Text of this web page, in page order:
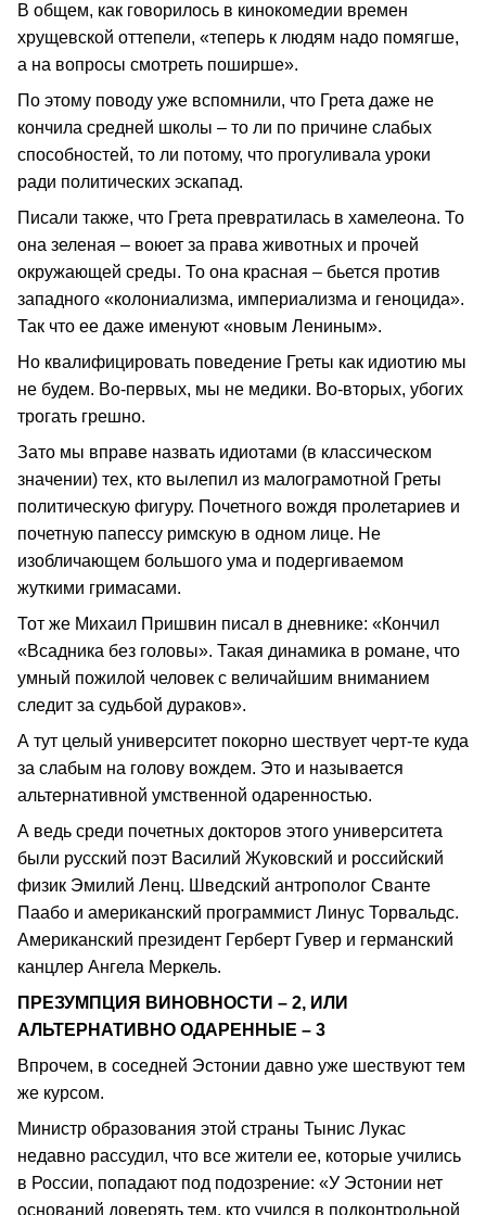
В общем, как говорилось в кинокомедии времен
хрущевской оттепели, «теперь к людям надо помягше,
а на вопросы смотреть поширше».
По этому поводу уже вспомнили, что Грета даже не
кончила средней школы – то ли по причине слабых
способностей, то ли потому, что прогуливала уроки
ради политических эскапад.
Писали также, что Грета превратилась в хамелеона. То
она зеленая – воюет за права животных и прочей
окружающей среды. То она красная – бьется против
западного «колониализма, империализма и геноцида».
Так что ее даже именуют «новым Лениным».
Но квалифицировать поведение Греты как идиотию мы
не будем. Во-первых, мы не медики. Во-вторых, убогих
трогать грешно.
Зато мы вправе назвать идиотами (в классическом
значении) тех, кто вылепил из малограмотной Греты
политическую фигуру. Почетного вождя пролетариев и
почетную папессу римскую в одном лице. Не
изобличающем большого ума и подергиваемом
жуткими гримасами.
Тот же Михаил Пришвин писал в дневнике: «Кончил
«Всадника без головы». Такая динамика в романе, что
умный пожилой человек с величайшим вниманием
следит за судьбой дураков».
А тут целый университет покорно шествует черт-те куда
за слабым на голову вождем. Это и называется
альтернативной умственной одаренностью.
А ведь среди почетных докторов этого университета
были русский поэт Василий Жуковский и российский
физик Эмилий Ленц. Шведский антрополог Сванте
Паабо и американский программист Линус Торвальдс.
Американский президент Герберт Гувер и германский
канцлер Ангела Меркель.
ПРЕЗУМПЦИЯ ВИНОВНОСТИ – 2, ИЛИ
АЛЬТЕРНАТИВНО ОДАРЕННЫЕ – 3
Впрочем, в соседней Эстонии давно уже шествуют тем
же курсом.
Министр образования этой страны Тынис Лукас
недавно рассудил, что все жители ее, которые учились
в России, попадают под подозрение: «У Эстонии нет
оснований доверять тем, кто учился в подконтрольной